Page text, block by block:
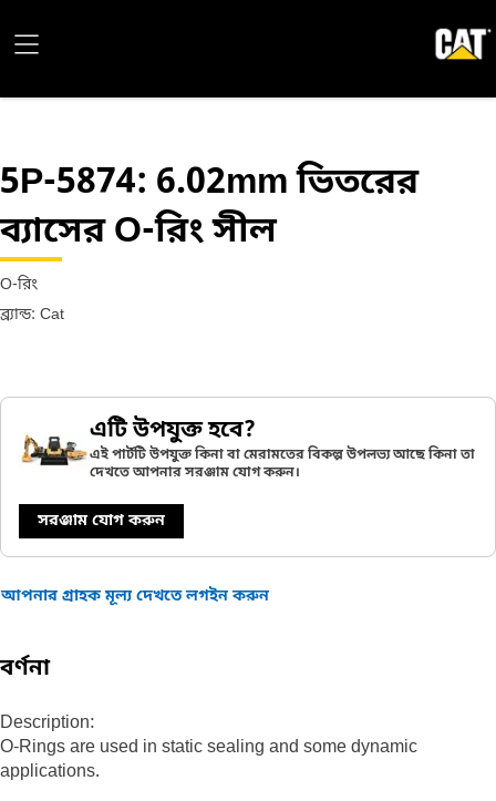
5P-5874: 6.02mm ভিতরের
ব্যাসের O-রিং সীল
O-রিং
ব্র্যান্ড: Cat
এটি উপযুক্ত হবে?
এই পার্টটি উপযুক্ত কিনা বা মেরামতের বিকল্প উপলভ্য আছে কিনা তা
দেখতে আপনার সরঞ্জাম যোগ করুন।
সরঞ্জাম যোগ করুন
আপনার গ্রাহক মূল্য দেখতে লগইন করুন
বর্ণনা
Description:
O-Rings are used in static sealing and some dynamic
applications.